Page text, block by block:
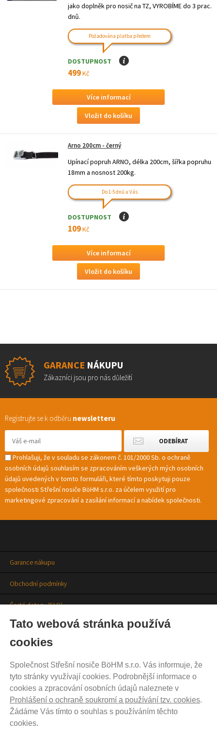
Tato webová stránka používá
cookies
Společnost Střešní nosiče BöHM s.r.o. Vás informuje, že
tyto stránky využívají cookies. Podrobnější informace o
cookies a zpracování osobních údajů naleznete v
Prohlášení o ochraně soukromí a používání tzv. cookies.
Žádáme Vás tímto o souhlas s používáním těchto
cookies.
jako doplněk pro nosič na TZ, VYROBÍME do 3 prac.
dnů.
Požadována platba předem
DOSTUPNOST I
499Kč
Více informací
Arno 200cm - černý
Upínací popruh ARNO, délka 200cm, šířka popruhu
18mm a nosnost 200kg.
Do 1-5 dnů u Vás
DOSTUPNOST I
109Kč
Více informací
GARANCE NÁKUPU
Zákazníci jsou pro nás důležití
Registrujte se k odběru newsletteru
Prohlašuji, že v souladu se zákonem č. 101/2000 Sb. o ochraně
osobních údajů souhlasím se zpracováním veškerých mých osobních
údajů uvedených v tomto formuláři, které tímto poskytuji pouze
společnosti Střešní nosiče BöHM s.r.o. za účelem využití pro
marketingové zpracování a zasílání informací a nabídek společnosti.
Garance nákupu
Obchodní podmínky
Časté dotazy (FAQ)
Prodejny
Aktuality
Kontakty
Ochrana soukromí
Cookies nastavení